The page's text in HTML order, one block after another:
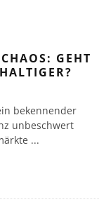
GEHT
bekennender
unbeschwert
...